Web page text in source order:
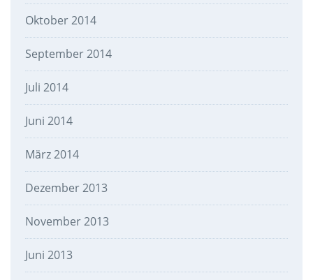
Oktober 2014
September 2014
Juli 2014
Juni 2014
März 2014
Dezember 2013
November 2013
Juni 2013